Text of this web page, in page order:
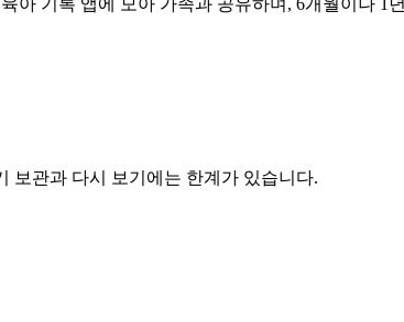
보관과 다시 보기에는 한계가 있습니다.